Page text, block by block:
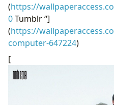
(https://
0Tumblr “]
(https://
computer-647224)
[